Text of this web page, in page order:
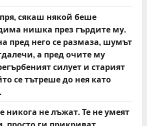
сякаш някой беше
нишка през гърдите му.
пред него се размаза, шумът
а пред очите му
силует и старият
се тътреше до нея като
никога не лъжат. Те не умеят